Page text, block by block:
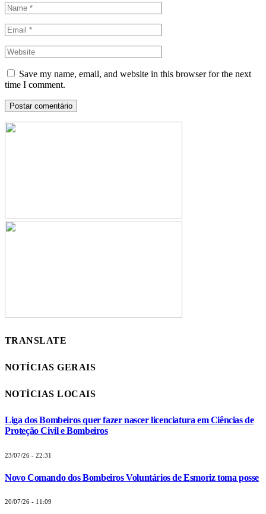
Save my name, email, and website in this browser for the next
time I comment.
TRANSLATE
NOTÍCIAS GERAIS
NOTÍCIAS LOCAIS
Liga dos Bombeiros quer fazer nascer licenciatura em Ciências de
Proteção Civil e Bombeiros
23/07/26 - 22:31
Novo Comando dos Bombeiros Voluntários de Esmoriz toma posse
20/07/26 - 11:09